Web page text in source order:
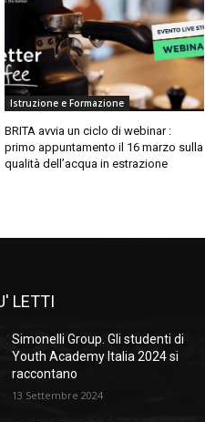
Istruzione e Formazione
BRITA avvia un ciclo di webinar :
primo appuntamento il 16 marzo sulla
qualità dell’acqua in estrazione
LETTI
Simonelli Group. Gli studenti di
Youth Academy Italia 2024 si
raccontano
13 Settembre 2024